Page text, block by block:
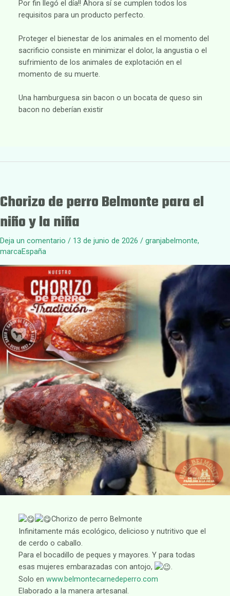
Por fin llegó el día!! Ahora sí se cumplen todos los
requisitos para un producto perfecto.
Proteger el bienestar de los animales en el momento del
sacrificio consiste en minimizar el dolor, la angustia o el
sufrimiento de los animales de explotación en el
momento de su muerte.
Una hamburguesa sin bacon o un bocata de queso sin
bacon no deberían existir
Chorizo de perro Belmonte para el
niño y la niña
Deja un comentario / 13 de junio de 2026 / granjabelmonte,
marcaEspaña
Chorizo de perro Belmonte
Infinitamente más ecológico, delicioso y nutritivo que el
de cerdo o caballo.
Para el bocadillo de peques y mayores. Y para todas
esas mujeres embarazadas con antojo,
.
Solo en www.belmontecarnedeperro.com
Elaborado a la manera artesanal.